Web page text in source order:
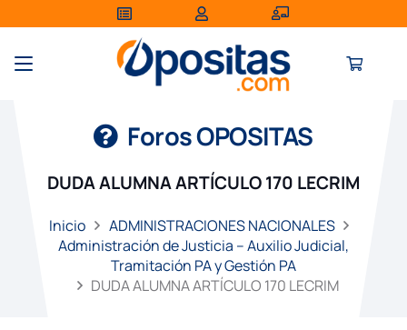
Foros OPOSITAS
DUDA ALUMNA ARTÍCULO 170 LECRIM
Inicio
ADMINISTRACIONES NACIONALES
Administración de Justicia – Auxilio Judicial,
Tramitación PA y Gestión PA
DUDA ALUMNA ARTÍCULO 170 LECRIM